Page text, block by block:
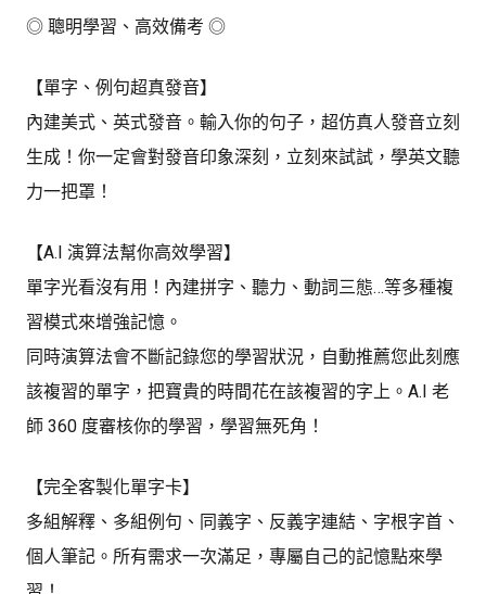
◎ 聰明學習、高效備考 ◎
【單字、例句超真發音】
內建美式、英式發音。輸入你的句子，超仿真人發音立刻
生成！你一定會對發音印象深刻，立刻來試試，學英文聽
力一把罩！
【A.I 演算法幫你高效學習】
單字光看沒有用！內建拼字、聽力、動詞三態…等多種複
習模式來增強記憶。
同時演算法會不斷記錄您的學習狀況，自動推薦您此刻應
該複習的單字，把寶貴的時間花在該複習的字上。A.I 老
師 360 度審核你的學習，學習無死角！
【完全客製化單字卡】
多組解釋、多組例句、同義字、反義字連結、字根字首、
個人筆記。所有需求一次滿足，專屬自己的記憶點來學